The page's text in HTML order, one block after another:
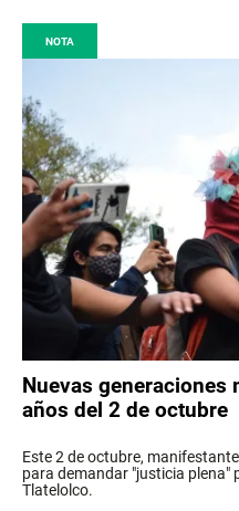
NOTA
Nuevas generaciones
años del 2 de octubre
Este 2 de octubre,
para demandar "justicia plena"
Tlatelolco.